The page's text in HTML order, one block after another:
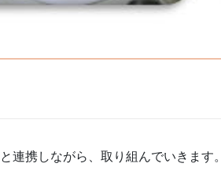
連携しながら、取り組んでいきます。